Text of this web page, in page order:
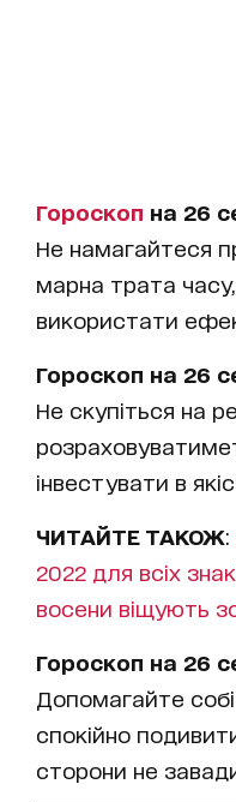
Гороскоп на 26
Не намагайтеся
марна трата
використати
Гороскоп на 26
Не скупіться на
інвестувати в
ЧИТАЙТЕ ТАКОЖ:
2022 для всіх
восени віщують
Гороскоп на 26
Допомагайте
спокійно
сторони не